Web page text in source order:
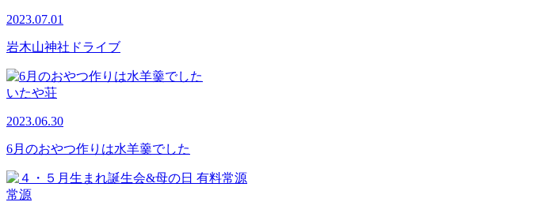
2023.07.01
岩木山神社ドライブ
いたや荘
2023.06.30
6月のおやつ作りは水羊羹でした
常源